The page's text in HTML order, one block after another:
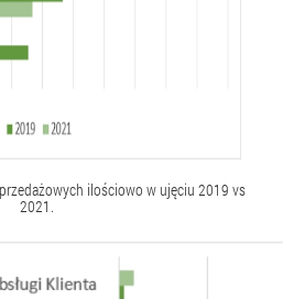
ilościowo w ujęciu 2019 vs
2021.